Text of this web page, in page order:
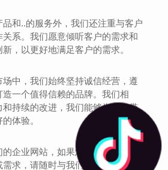
品和..的服务外，我们还注重与客户
系。我们愿意倾听客户的需求和
，以更好地满足客户的需求。
中，我们始终坚持诚信经营，遵
一个值得信赖的品牌。我们相
持续的改进，我们能够为客户带
体验。
企业网站，如果您对我们的产品
求，请随时与我们联系。我们期